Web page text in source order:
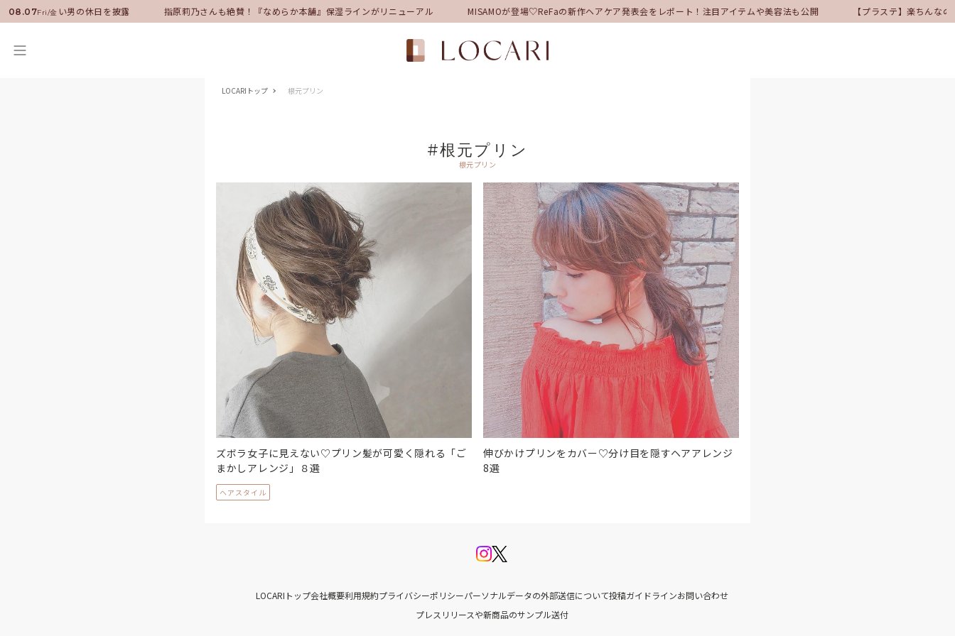
08.07Fri/金
に就任！いい男の休日を披露 指原莉乃さんも絶賛！『なめらか本舗』保湿ラインがリニューアル MISAMOが登場♡ReFaの新作ヘアケア発表会をレポート！注目アイテムや美容法も公開 【プラステ】楽ちんな
LOCARIトップ 根元プリン
#根元プリン
根元プリン
ズボラ女子に見えない♡プリン髪が可愛く隠れる「ご
まかしアレンジ」８選
ヘアスタイル
伸びかけプリンをカバー♡分け目を隠すヘアアレンジ
8選
LOCARIトップ会社概要利用規約プライバシーポリシーパーソナルデータの外部送信について投稿ガイドラインお問い合わせ
プレスリリースや新商品のサンプル送付